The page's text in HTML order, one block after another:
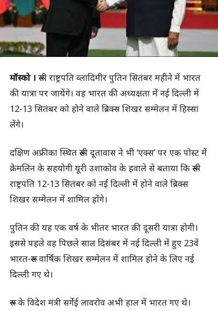
मॉस्को । रूसी राष्ट्रपति व्लादिमीर पुतिन सितंबर महीने में भारत
की यात्रा पर जायेंगे। वह भारत की अध्यक्षता में नई दिल्ली में
12-13 सितंबर को होने वाले ब्रिक्स शिखर सम्मेलन में हिस्सा
लेंगे।
दक्षिण अफ्रीका स्थित रूसी दूतावास ने भी ‘एक्स’ पर एक पोस्ट में
क्रेमलिन के सहयोगी यूरी उशाकोव के हवाले से बताया कि रूसी
राष्ट्रपति 12-13 सितंबर को नई दिल्ली में होने वाले ब्रिक्स
शिखर सम्मेलन में शामिल होंगे।
पुतिन की यह एक वर्ष के भीतर भारत की दूसरी यात्रा होगी।
इससे पहले वह पिछले साल दिसंबर में नई दिल्ली में हुए 23वें
भारत-रूस वार्षिक शिखर सम्मेलन में शामिल होने के लिए नई
दिल्ली गए थे।
रूस के विदेश मंत्री सर्गेई लावरोव अभी हाल में भारत गए थे।